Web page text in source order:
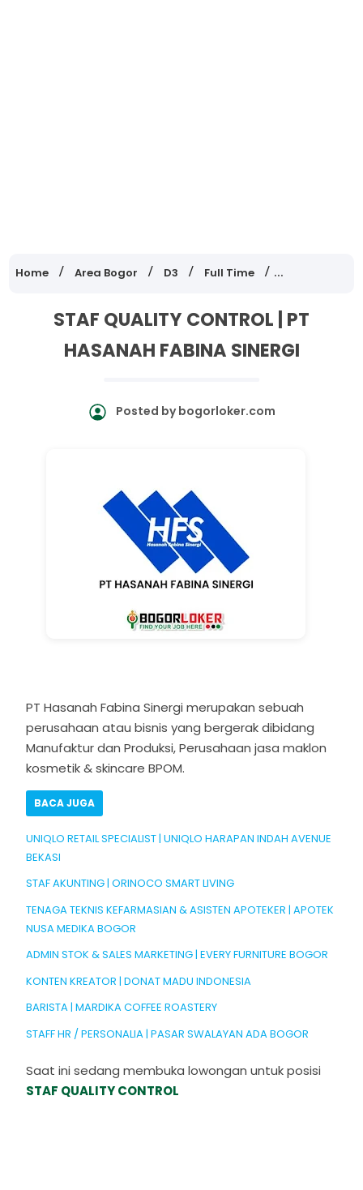
Home Area Bogor D3 Full Time Lowongan
STAF QUALITY CONTROL | PT
HASANAH FABINA SINERGI
Posted bybogorloker.com
PT Hasanah Fabina Sinergi merupakan sebuah
perusahaan atau bisnis yang bergerak dibidang
Manufaktur dan Produksi, Perusahaan jasa maklon
kosmetik & skincare BPOM.
BACA JUGA
UNIQLO RETAIL SPECIALIST | UNIQLO HARAPAN INDAH AVENUE
BEKASI
STAF AKUNTING | ORINOCO SMART LIVING
TENAGA TEKNIS KEFARMASIAN & ASISTEN APOTEKER | APOTEK
NUSA MEDIKA BOGOR
ADMIN STOK & SALES MARKETING | EVERY FURNITURE BOGOR
KONTEN KREATOR | DONAT MADU INDONESIA
BARISTA | MARDIKA COFFEE ROASTERY
STAFF HR / PERSONALIA | PASAR SWALAYAN ADA BOGOR
Saat ini sedang membuka lowongan untuk posisi
STAF QUALITY CONTROL